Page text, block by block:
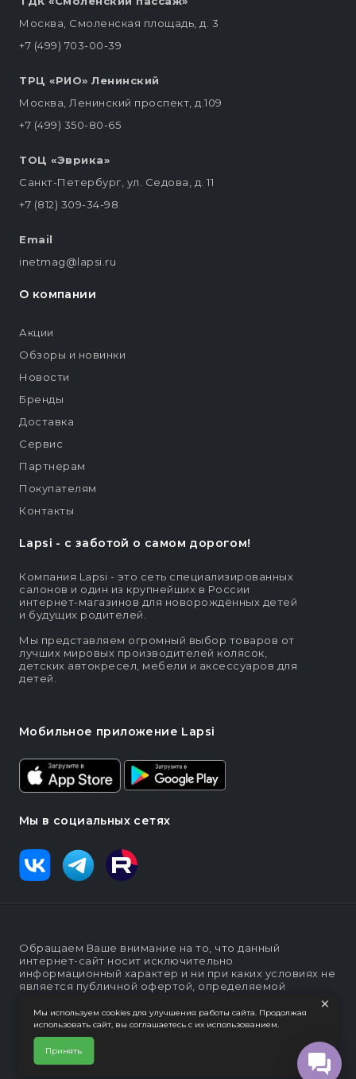
Lapsi - c заботой о самом дорогом!
Компания Lapsi - это сеть специализированных
салонов и один из крупнейших в России
интернет-магазинов для новорождённых детей
и будущих родителей.
Мы представляем огромный выбор товаров от
лучших мировых производителей колясок,
детских автокресел, мебели и аксессуаров для
детей.
Мобильное приложение Lapsi
Мы в социальных сетях
Москва, Смоленская площадь, д. 3
+7 (499) 703-00-39
ТРЦ «РИО» Ленинский
Москва, Ленинский проспект, д.109
+7 (499) 350-80-65
ТОЦ «Эврика»
Санкт-Петербург, ул. Седова, д. 11
+7 (812) 309-34-98
Email
inetmag@lapsi.ru
О компании
Акции
Обзоры и новинки
Новости
Бренды
Доставка
Сервис
Партнерам
Покупателям
Контакты
Обращаем Ваше внимание на то, что данный
интернет-сайт носит исключительно
информационный характер и ни при каких условиях не
является публичной офертой, определяемой
положениями статьи п. 2 ст. 437 Гражданского кодекса
Российской Федерации
Политика конфеденциальности
Интернет-магазин "Lapsi".
×
Мы используем cookies для улучшения работы сайта. Продолжая
использовать сайт, вы соглашаетесь с их использованием.
Принять